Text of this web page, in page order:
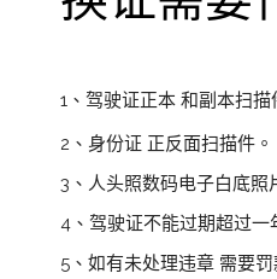
1、驾驶证正本 和副本扫描
2、身份证 正反面扫描件。
3、人头照数码电子白底照
4、驾驶证不能过期超过一
5、如有未处理违章 需要罚